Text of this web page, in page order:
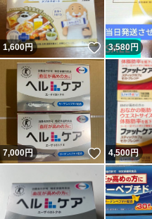
1,600円 いいね！
3,580円
7,000円 いいね！
4,500円